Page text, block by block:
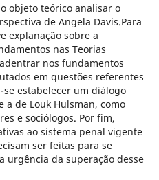
objeto teórico analisar o
de Angela Davis.Para
explanação sobre a
nas Teorias
nos fundamentos
em questões referentes
se estabelecer um diálogo
a de Louk Hulsman, como
e sociólogos. Por fim,
ao sistema penal vigente
ser feitas para se
urgência da superação desse